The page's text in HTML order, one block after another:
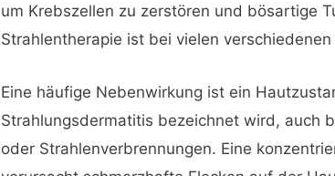
um Krebszellen zu zerstören und bösartige
Strahlentherapie ist bei vielen
Eine häufige Nebenwirkung ist ein
Strahlungsdermatitis bezeichnet wird, auch
oder Strahlenverbrennungen. Eine